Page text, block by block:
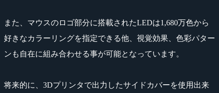
また、マウスのロゴ部分に搭載されたLEDは1,680万色から
好きなカラーリングを指定できる他、視覚効果、色彩パター
ンも自在に組み合わせる事が可能となっています。
将来的に、3Dプリンタで出力したサイドカバーを使用出来